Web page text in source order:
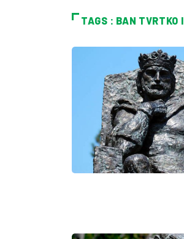
TAGS : BAN TVRTKO I